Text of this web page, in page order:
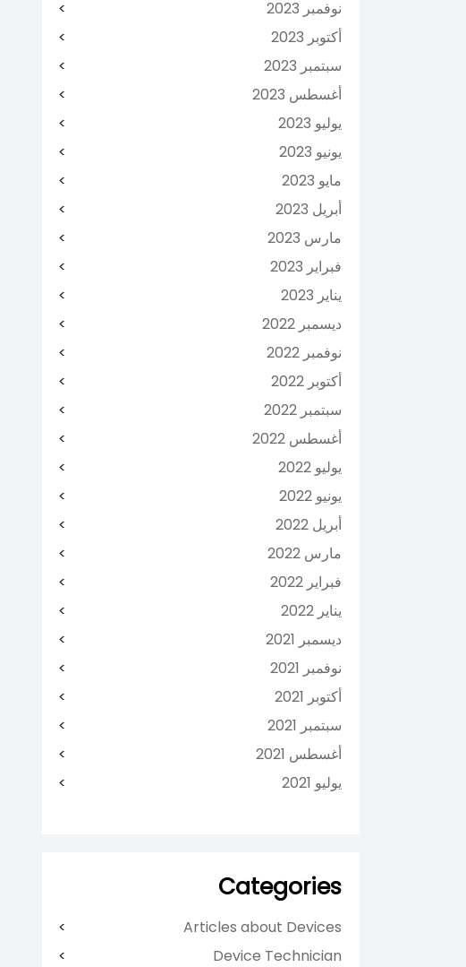
نوفمبر 2023
أكتوبر 2023
سبتمبر 2023
أغسطس 2023
يوليو 2023
يونيو 2023
مايو 2023
أبريل 2023
مارس 2023
فبراير 2023
يناير 2023
ديسمبر 2022
نوفمبر 2022
أكتوبر 2022
سبتمبر 2022
أغسطس 2022
يوليو 2022
يونيو 2022
أبريل 2022
مارس 2022
فبراير 2022
يناير 2022
ديسمبر 2021
نوفمبر 2021
أكتوبر 2021
سبتمبر 2021
أغسطس 2021
يوليو 2021
Categories
Articles about Devices
Device Technician